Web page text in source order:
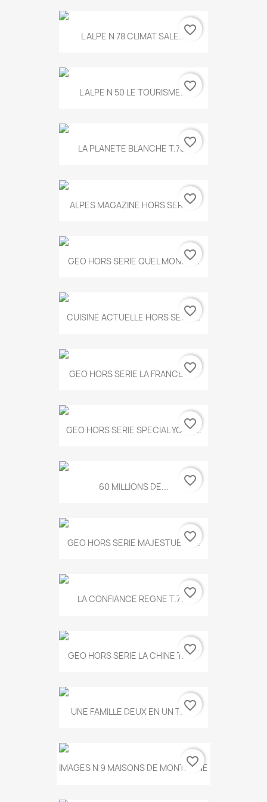
L ALPE N 78 CLIMAT SALE...favorite_border
L ALPE N 50 LE TOURISME...favorite_border
LA PLANETE BLANCHE T.785favorite_border
ALPES MAGAZINE HORS SERIE...
favorite_border
GEO HORS SERIE QUEL MONDE...
favorite_border
CUISINE ACTUELLE HORS SERIE...
favorite_border
GEO HORS SERIE LA FRANCE A...
favorite_border
GEO HORS SERIE SPECIAL YOGA...
favorite_border
60 MILLIONS DE... favorite_border
GEO HORS SERIE MAJESTUEUX...
favorite_border
LA CONFIANCE REGNE T.778favorite_border
GEO HORS SERIE LA CHINE T.497
favorite_border
UNE FAMILLE DEUX EN UN T.675
favorite_border
IMAGES N 9 MAISONS DE MONTAGNE
favorite_border